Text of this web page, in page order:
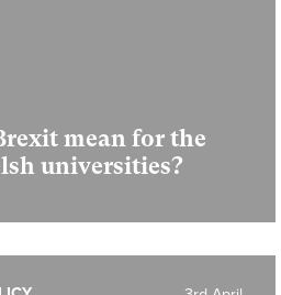
mean for the
universities?